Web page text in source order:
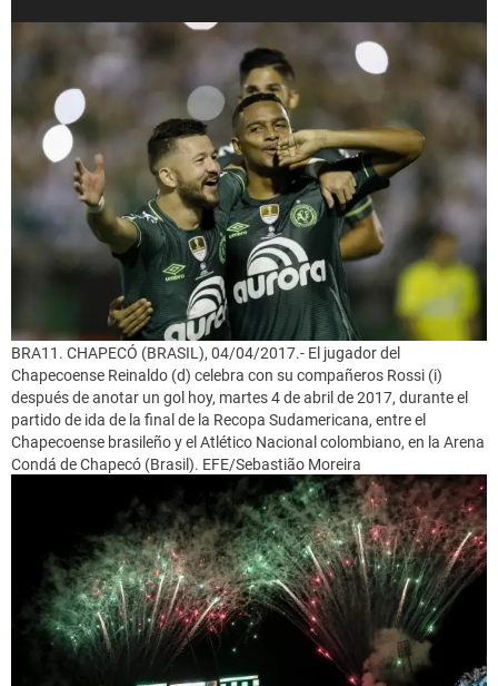
BRA11. CHAPECÓ (BRASIL), 04/04/2017.- El jugador del
Chapecoense Reinaldo (d) celebra con su compañeros Rossi (i)
después de anotar un gol hoy, martes 4 de abril de 2017, durante el
partido de ida de la final de la Recopa Sudamericana, entre el
Chapecoense brasileño y el Atlético Nacional colombiano, en la Arena
Condá de Chapecó (Brasil). EFE/Sebastião Moreira